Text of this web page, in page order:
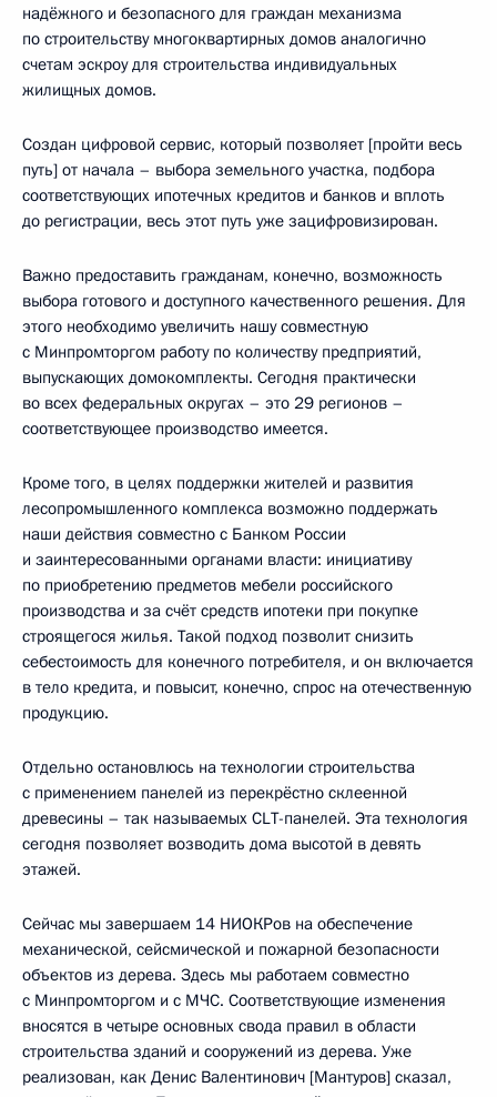
надёжного и безопасного для граждан механизма
по строительству многоквартирных домов аналогично
счетам эскроу для строительства индивидуальных
жилищных домов.
Создан цифровой сервис, который позволяет [пройти весь
путь] от начала – выбора земельного участка, подбора
соответствующих ипотечных кредитов и банков и вплоть
до регистрации, весь этот путь уже зацифровизирован.
Важно предоставить гражданам, конечно, возможность
выбора готового и доступного качественного решения. Для
этого необходимо увеличить нашу совместную
с Минпромторгом работу по количеству предприятий,
выпускающих домокомплекты. Сегодня практически
во всех федеральных округах – это 29 регионов –
соответствующее производство имеется.
Кроме того, в целях поддержки жителей и развития
лесопромышленного комплекса возможно поддержать
наши действия совместно с Банком России
и заинтересованными органами власти: инициативу
по приобретению предметов мебели российского
производства и за счёт средств ипотеки при покупке
строящегося жилья. Такой подход позволит снизить
себестоимость для конечного потребителя, и он включается
в тело кредита, и повысит, конечно, спрос на отечественную
продукцию.
Отдельно остановлюсь на технологии строительства
с применением панелей из перекрёстно склеенной
древесины – так называемых CLT-панелей. Эта технология
сегодня позволяет возводить дома высотой в девять
этажей.
Сейчас мы завершаем 14 НИОКРов на обеспечение
механической, сейсмической и пожарной безопасности
объектов из дерева. Здесь мы работаем совместно
с Минпромторгом и с МЧС. Соответствующие изменения
вносятся в четыре основных свода правил в области
строительства зданий и сооружений из дерева. Уже
реализован, как Денис Валентинович [Мантуров] сказал,